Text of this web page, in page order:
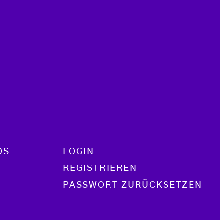
LOGIN
REGISTRIEREN
PASSWORT ZURÜCKSETZEN